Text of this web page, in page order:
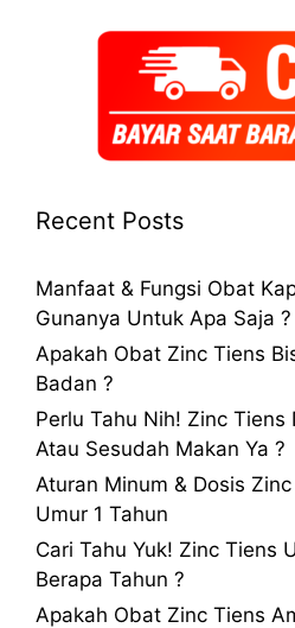
Recent Posts
Manfaat & Fungsi Obat
Gunanya Untuk Apa Saja ?
Apakah Obat Zinc Tiens
Badan ?
Perlu Tahu Nih! Zinc Tiens
Atau Sesudah Makan Ya ?
Aturan Minum & Dosis
Umur 1 Tahun
Cari Tahu Yuk! Zinc Tiens
Berapa Tahun ?
Apakah Obat Zinc Tiens